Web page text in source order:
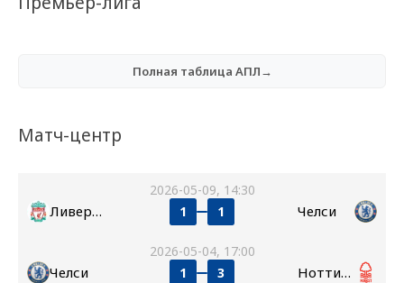
Полная таблица АПЛ→
Матч-центр
2026-05-09, 14:30
Ливерпуль 1 1 Челси
2026-05-04, 17:00
Челси 1 3 Ноттингем Форест